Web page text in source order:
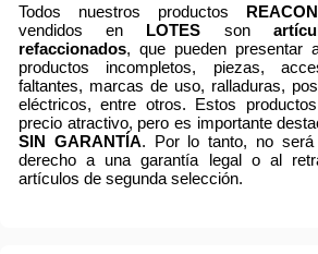
Todos nuestros productos
vendidos en LOTES son
refaccionados, que pueden presentar
productos incompletos, piezas,
faltantes, marcas de uso, ralladuras,
eléctricos, entre otros. Estos
precio atractivo, pero es importante
SIN GARANTÍA. Por lo tanto, no será
derecho a una garantía legal o al
artículos de segunda selección.